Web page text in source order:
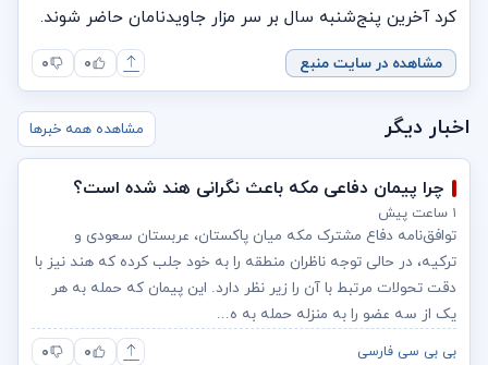
کرد آخرین پنج‌شنبه سال بر سر مزار جاویدنامان حاضر شوند.
مشاهده در سایت منبع ۰ ۰
اخبار دیگر مشاهده همه خبرها
چرا پیمان دفاعی مکه باعث نگرانی هند شده است؟
۱ ساعت پیش
توافق‌نامه دفاع مشترک مکه میان پاکستان، عربستان سعودی و
ترکیه، در حالی توجه ناظران منطقه را به خود جلب کرده که هند نیز با
دقت تحولات مرتبط با آن را زیر نظر دارد. این پیمان که حمله به هر
یک از سه عضو را به منزله حمله به ه...
بی بی سی فارسی ۰ ۰